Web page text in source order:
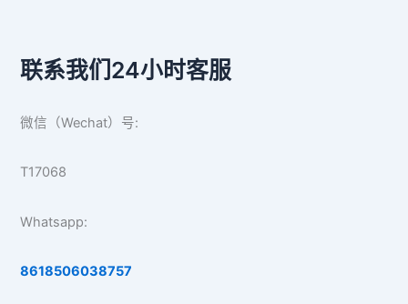
联系我们24小时客服
微信（Wechat）号:
T17068
Whatsapp:
8618506038757